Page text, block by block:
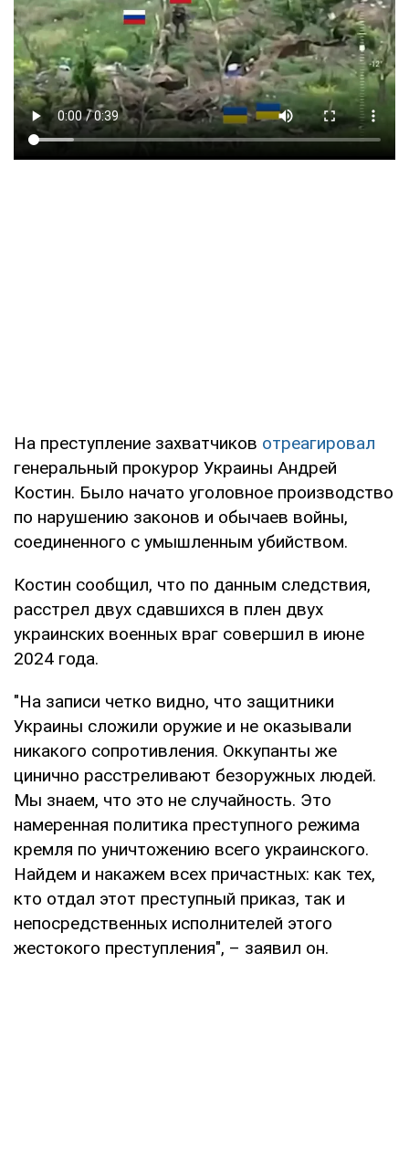
На преступление захватчиков отреагировал
генеральный прокурор Украины Андрей
Костин. Было начато уголовное производство
по нарушению законов и обычаев войны,
соединенного с умышленным убийством.
Костин сообщил, что по данным следствия,
расстрел двух сдавшихся в плен двух
украинских военных враг совершил в июне
2024 года.
"На записи четко видно, что защитники
Украины сложили оружие и не оказывали
никакого сопротивления. Оккупанты же
цинично расстреливают безоружных людей.
Мы знаем, что это не случайность. Это
намеренная политика преступного режима
кремля по уничтожению всего украинского.
Найдем и накажем всех причастных: как тех,
кто отдал этот преступный приказ, так и
непосредственных исполнителей этого
жестокого преступления", – заявил он.